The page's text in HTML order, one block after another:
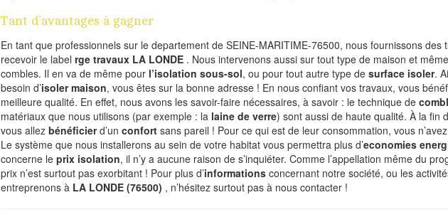
Tant d’avantages à gagner
En tant que professionnels sur le departement de SEINE-MARITIME-76500, nous fournissons des
recevoir le labelrge travaux LA LONDE . Nous intervenons aussi sur tout type de maison et
combles. Il en va de même pour l’isolation sous-sol, ou pour tout autre type desurface isoler.
besoin d’isoler maison, vous êtes sur la bonne adresse ! En nous confiant vos travaux, vous
meilleure qualité. En effet, nous avons les savoir-faire nécessaires, à savoir : le technique de
matériaux que nous utilisons (par exemple : la laine de verre) sont aussi de haute qualité. À la fin
vous allezbénéficierd’unconfort sans pareil ! Pour ce qui est de leur consommation, vous
Le système que nous installerons au sein de votre habitat vous permettra plus d’economies
concerne leprix isolation, il n’y a aucune raison de s’inquiéter. Comme l’appellation même du
prix n’est surtout pas exorbitant ! Pour plus d’informations concernant notre société, ou les
entreprenons à LA LONDE (76500) , n’hésitez surtout pas à nous contacter !